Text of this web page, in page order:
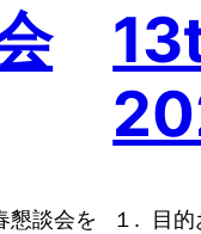
懇談会を
１. 目